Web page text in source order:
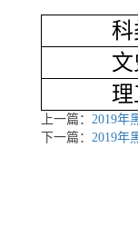
科
文
理
上一篇： 2019年
下一篇： 2019年